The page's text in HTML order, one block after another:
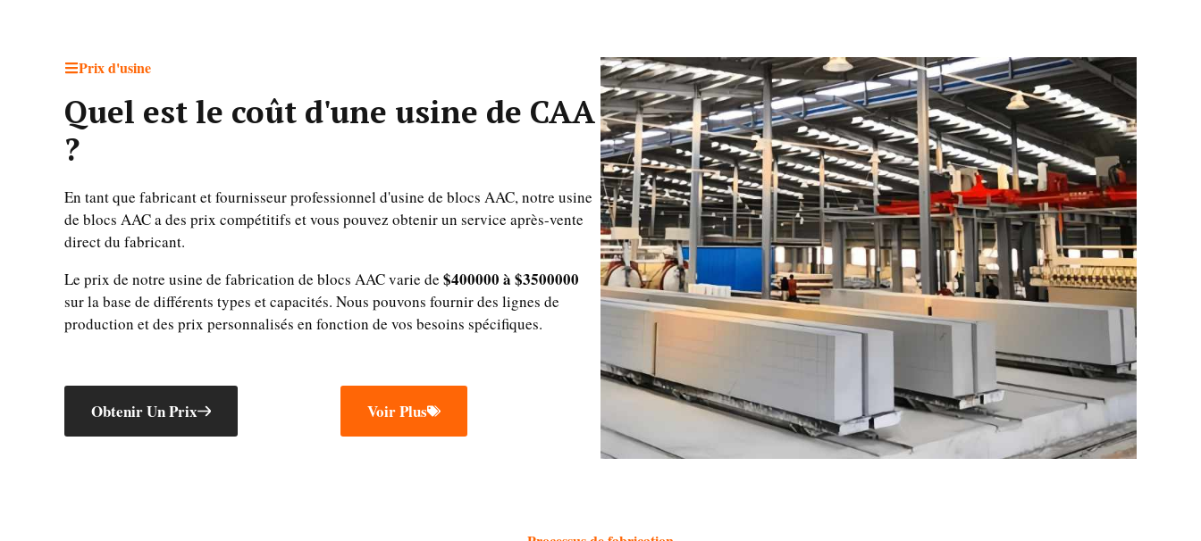
Prix d'usine
Quel est le coût d'une usine de CAA
?
En tant que fabricant et fournisseur professionnel d'usine de blocs AAC, notre usine
de blocs AAC a des prix compétitifs et vous pouvez obtenir un service après-vente
direct du fabricant.
Le prix de notre usine de fabrication de blocs AAC varie de $400000 à $3500000
sur la base de différents types et capacités. Nous pouvons fournir des lignes de
production et des prix personnalisés en fonction de vos besoins spécifiques.
Obtenir Un Prix Voir Plus